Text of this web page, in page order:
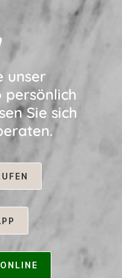
unser
persönlich
Sie sich